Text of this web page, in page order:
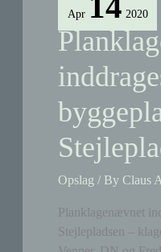
Apr 2020
Opslag / ByClaus
Planklagenævnet
Stejlepladsen –